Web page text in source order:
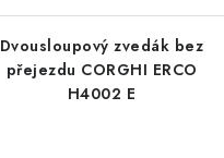
Dvousloupový zvedák bez
přejezdu CORGHI ERCO
H4002 E